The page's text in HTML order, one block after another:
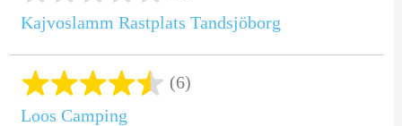
Kajvoslamm Rastplats Tandsjöborg
(6)
Loos Camping